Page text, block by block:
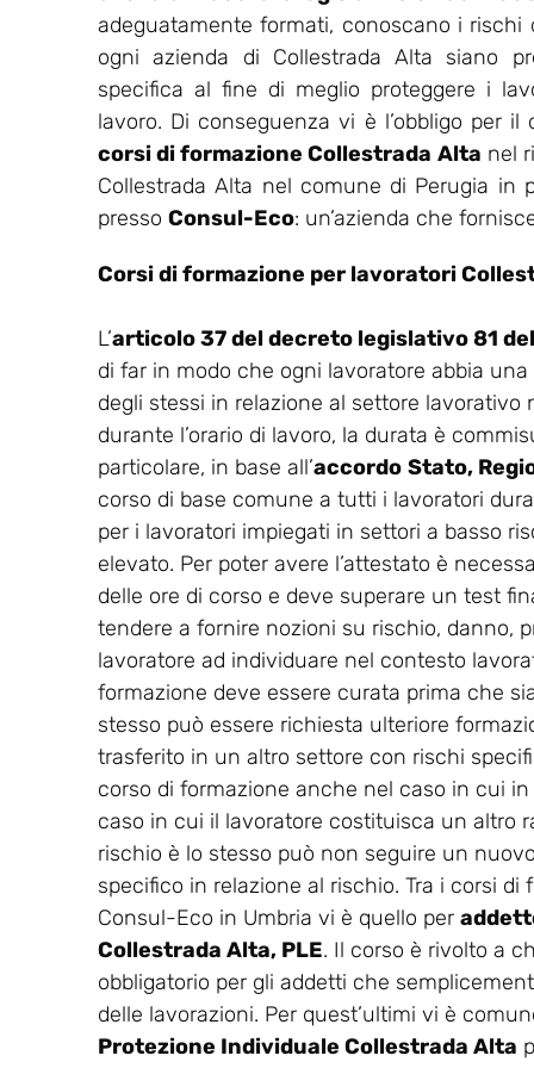
adeguatamente formati, conoscano i
ogni azienda di Collestrada Alta siano
specifica al fine di meglio proteggere i
lavoro. Di conseguenza vi è l’obbligo per
corsi di formazione Collestrada Alta nel
Collestrada Alta nel comune di Perugia in
presso Consul-Eco: un’azienda che
Corsi di formazione per lavoratori
L’articolo 37 del decreto legislativo 81
di far in modo che ogni lavoratore abbia
degli stessi in relazione al settore
durante l’orario di lavoro, la durata è
particolare, in base all’accordo Stato,
corso di base comune a tutti i lavoratori
per i lavoratori impiegati in settori a basso
elevato. Per poter avere l’attestato è
delle ore di corso e deve superare un test
tendere a fornire nozioni su rischio, danno,
lavoratore ad individuare nel contesto
formazione deve essere curata prima che
stesso può essere richiesta ulteriore
trasferito in un altro settore con rischi
corso di formazione anche nel caso in cui
caso in cui il lavoratore costituisca un altro
rischio è lo stesso può non seguire un
specifico in relazione al rischio. Tra i corsi
Consul-Eco in Umbria vi è quello per
Collestrada Alta, PLE. Il corso è rivolto a
obbligatorio per gli addetti che
delle lavorazioni. Per quest’ultimi vi è
Protezione Individuale Collestrada Alta